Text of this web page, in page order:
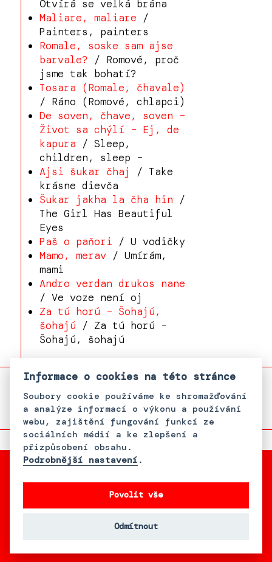
Otvírá se velká brána
Maliare, maliare /
Painters, painters
Romale, soske sam ajse
barvale? / Romové, proč
jsme tak bohatí?
Tosara (Romale, čhavale)
/ Ráno (Romové, chlapci)
De soven, čhave, soven –
Život sa chýlí – Ej, de
kapura / Sleep,
children, sleep –
Ajsi šukar čhaj
/ Take
krásne dievča
Šukar jakha la čha hin /
The Girl Has Beautiful
Eyes
Paš o paňori / U vodičky
Mamo, merav/ Umírám,
mami
Andro verdan drukos nane
/ Ve voze není oj
Za tú horú – Šohajú,
šohajú / Za tú horú –
Šohajú, šohajú
Philanthropies, Inc.
Informace o cookies na této stránce
Soubory cookie používáme ke shromažďování
a analýze informací o výkonu a používání
webu, zajištění fungování funkcí ze
sociálních médií a ke zlepšení a
přizpůsobení obsahu.
Podrobnější nastavení .
Povolit vše
Odmítnout